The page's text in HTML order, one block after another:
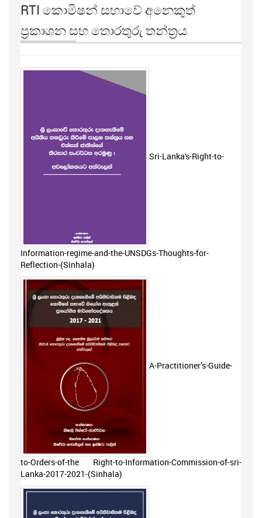
RTI කොමිෂන් සභාවේ අනෙකුත්
ප්‍රකාශන සහ තොරතුරු තන්ත්‍රය
Sri-Lanka's-Right-to-
Information-regime-and-the-UNSDGs-Thoughts-for-
Reflection-(Sinhala)
A-Practitioner’s-Guide-
to-Orders-of-the Right-to-Information-Commission-of-sri-
Lanka-2017-2021-(Sinhala)